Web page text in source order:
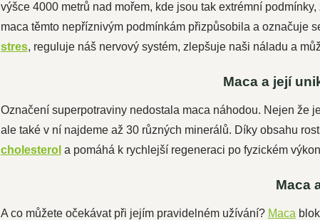
výšce 4000 metrů nad mořem, kde jsou tak extrémní
maca těmto nepříznivým podmínkám přizpůsobila a označuje
stres, reguluje náš nervový systém, zlepšuje naši náladu a
Maca a její
Označení superpotraviny nedostala maca náhodou. Nejen že
ale také v ní najdeme až 30 různých minerálů. Díky obsahu
cholesterol a pomáhá k rychlejší regeneraci po fyzickém
Maca
A co můžete očekávat při jejím pravidelném užívání? Maca